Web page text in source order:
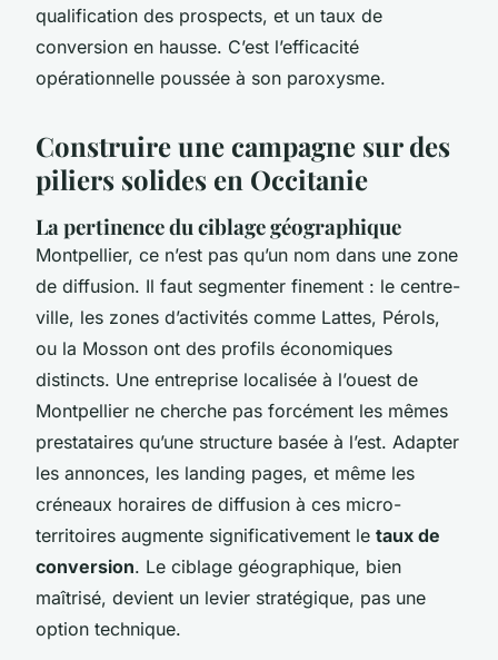
qualification des prospects, et un taux de
conversion en hausse. C’est l’efficacité
opérationnelle poussée à son paroxysme.
Construire une campagne sur des
piliers solides en Occitanie
La pertinence du ciblage géographique
Montpellier, ce n’est pas qu’un nom dans une zone
de diffusion. Il faut segmenter finement : le centre-
ville, les zones d’activités comme Lattes, Pérols,
ou la Mosson ont des profils économiques
distincts. Une entreprise localisée à l’ouest de
Montpellier ne cherche pas forcément les mêmes
prestataires qu’une structure basée à l’est. Adapter
les annonces, les landing pages, et même les
créneaux horaires de diffusion à ces micro-
territoires augmente significativement le taux de
conversion. Le ciblage géographique, bien
maîtrisé, devient un levier stratégique, pas une
option technique.